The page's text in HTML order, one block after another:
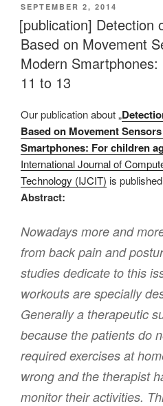
VERÖFFENTLICHT
AM
SEPTEMBER 2, 2014
[publication] Detection
Based on Movement
Modern
11 to 13
Our publication about „
Based on Movement
Smartphones: For children
International Journal of
Technology (IJCIT) is
Abstract:
Nowadays more and
from back pain and
studies dedicate to this
workouts are specially
Generally a therapeutic
because the patients do
required exercises at
wrong and the therapist
monitor their activities.